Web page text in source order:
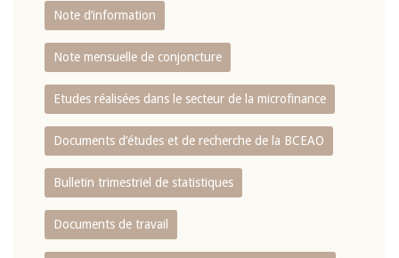
Note d’information
Note mensuelle de conjoncture
Etudes réalisées dans le secteur de la microfinance
Documents d’études et de recherche de la BCEAO
Bulletin trimestriel de statistiques
Documents de travail